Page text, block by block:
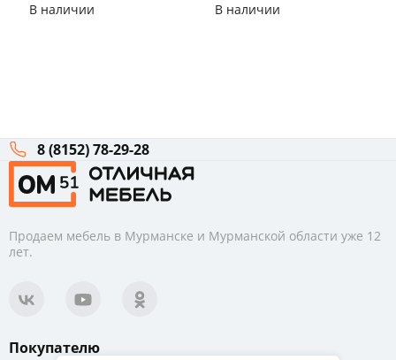
В наличии В наличии
8 (8152) 78-29-28
Продаем мебель в Мурманске и Мурманской области уже 12
лет.
Покупателю